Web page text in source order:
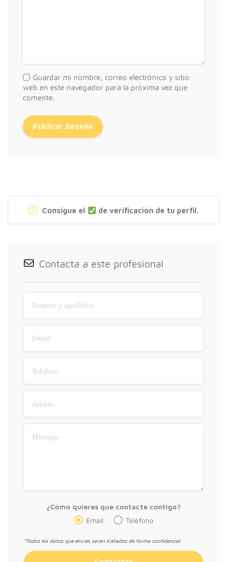
Guardar mi nombre, correo electrónico y sitio
web en este navegador para la próxima vez que
comente.
Consigue el de verificación de tu perfil.
Contacta a este profesional
¿Cómo quieres que contacte contigo?
Email
Teléfono
*Todos los datos que envíes serán tratados de forma confidencial.